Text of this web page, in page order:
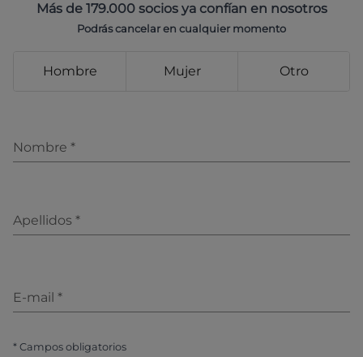
Más de 179.000 socios ya confían en nosotros
Podrás cancelar en cualquier momento
Hombre Mujer Otro
Nombre *
Apellidos *
E-mail *
* Campos obligatorios